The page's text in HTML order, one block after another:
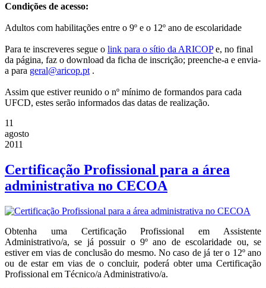
Condições de acesso:
Adultos com habilitações entre o 9º e o 12º ano de escolaridade
Para te inscreveres segue o link para o sítio da ARICOPe, no final
da página, faz o download da ficha de inscrição; preenche-a e envia-
a para geral@aricop.pt .
Assim que estiver reunido o nº mínimo de formandos para cada
UFCD, estes serão informados das datas de realização.
11
agosto
2011
Certificação Profissional para a área
administrativa no CECOA
Obtenha uma Certificação Profissional em Assistente
Administrativo/a, se já possuir o 9º ano de escolaridade ou, se
estiver em vias de conclusão do mesmo. No caso de já ter o 12º ano
ou de estar em vias de o concluir, poderá obter uma Certificação
Profissional em Técnico/a Administrativo/a.